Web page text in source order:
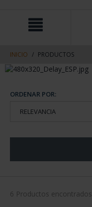
contenido
navegacin
INICIO PRODUCTOS
ORDENAR POR:
6 Productos encontrados